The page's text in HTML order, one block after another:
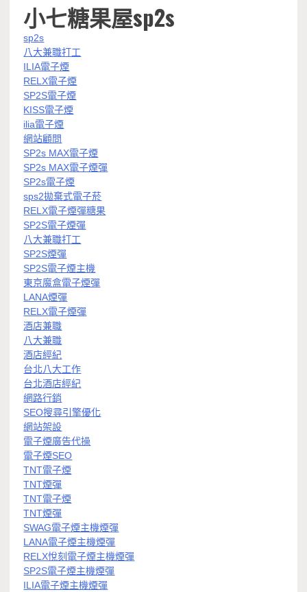
小七糖果屋sp2s
sp2s
八大兼職打工
ILIA電子煙
RELX電子煙
SP2S電子煙
KISS電子煙
ilia電子煙
網站顧問
SP2s MAX電子煙
SP2s MAX電子煙彈
SP2s電子煙
sps2拋棄式電子菸
RELX電子煙彈糖果
SP2S電子煙彈
八大兼職打工
SP2S煙彈
SP2S電子煙主機
東京魔盒電子煙彈
LANA煙彈
RELX電子煙彈
酒店兼職
八大兼職
酒店經紀
台北八大工作
台北酒店經紀
網路行銷
SEO搜尋引擎優化
網站架設
電子煙廣告代操
電子煙SEO
TNT電子煙
TNT煙彈
TNT電子煙
TNT煙彈
SWAG電子煙主機煙彈
LANA電子煙主機煙彈
RELX悅刻電子煙主機煙彈
SP2S電子煙主機煙彈
ILIA電子煙主機煙彈